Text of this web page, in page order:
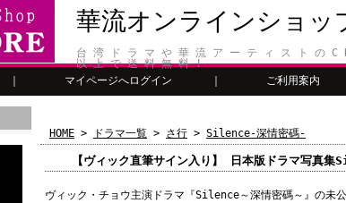
華流オンラインショ
台 湾 ド ラ マ や 華 流 ア ー テ ィ ス ト の
以 上 で 送 料 無 料 !
マイページへログイン ご利用案内
HOME > ドラマ一覧 > さ行 > Silence-深情密碼-
【ヴィック直筆サイン入り】 日本版ドラマ写真
ヴィック・チョウ主演ドラマ『Silence～深情密碼～』の未